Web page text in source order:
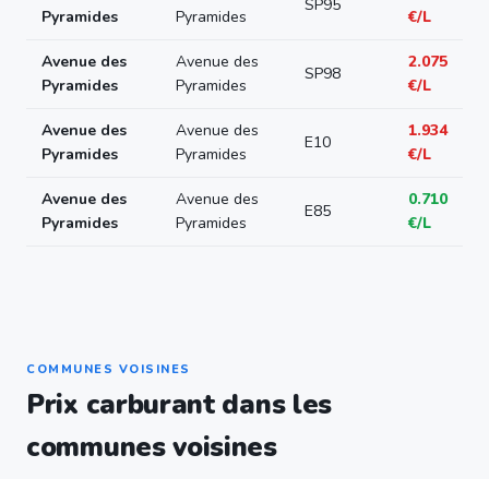
Pyramides
Pyramides
SP95
€/L
Avenue des
Pyramides
Avenue des
Pyramides
SP98
2.075
€/L
Avenue des
Pyramides
Avenue des
Pyramides
E10
1.934
€/L
Avenue des
Pyramides
Avenue des
Pyramides
E85
0.710
€/L
COMMUNES VOISINES
Prix carburant dans les
communes voisines